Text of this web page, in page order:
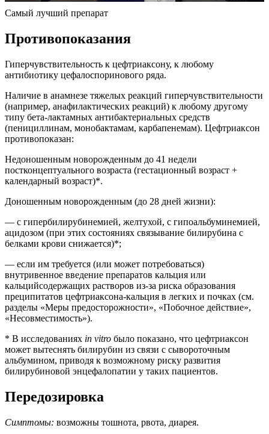
Самый лучший препарат
Противопоказания
Гиперчувствительность к цефтриаксону, к любому
антибиотику цефалоспоринового ряда.
Наличие в анамнезе тяжелых реакций гиперчувствительности
(например, анафилактических реакций) к любому другому
типу бета-лактамных антибактериальных средств
(пенициллинам, монобактамам, карбапенемам). Цефтриаксон
противопоказан:
Недоношенным новорожденным до 41 недели
постконцептуального возраста (гестационный возраст +
календарный возраст)*.
Доношенным новорожденным (до 28 дней жизни):
— с гипербилирубинемией, желтухой, с гипоальбуминемией,
ацидозом (при этих состояниях связывание билирубина с
белками крови снижается)*;
— если им требуется (или может потребоваться)
внутривенное введение препаратов кальция или
кальцийсодержащих растворов из-за риска образования
преципитатов цефтриаксона-кальция в легких и почках (см.
разделы «Меры предосторожности», «Побочное действие»,
«Несовместимость»).
* В исследованиях in vitro было показано, что цефтриаксон
может вытеснять билирубин из связи с сывороточным
альбумином, приводя к возможному риску развития
билирубиновой энцефалопатии у таких пациентов.
Передозировка
Симптомы: возможны тошнота, рвота, диарея.